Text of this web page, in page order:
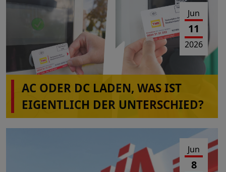
Jun
11
2026
AC ODER DC LADEN, WAS IST
EIGENTLICH DER UNTERSCHIED?
Jun
8